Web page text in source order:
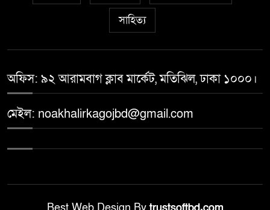
সাহিত্য
অফিস: ৯২ আরামবাগ ক্লাব মার্কেট, মতিঝিল, ঢাকা ১০০০।
মেইল: noakhalirkagojbd@gmail.com